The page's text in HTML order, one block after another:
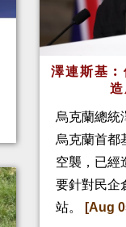
澤連斯基
烏克蘭總統
烏克蘭首都
空襲，已經
要針對民企
站。
[Aug